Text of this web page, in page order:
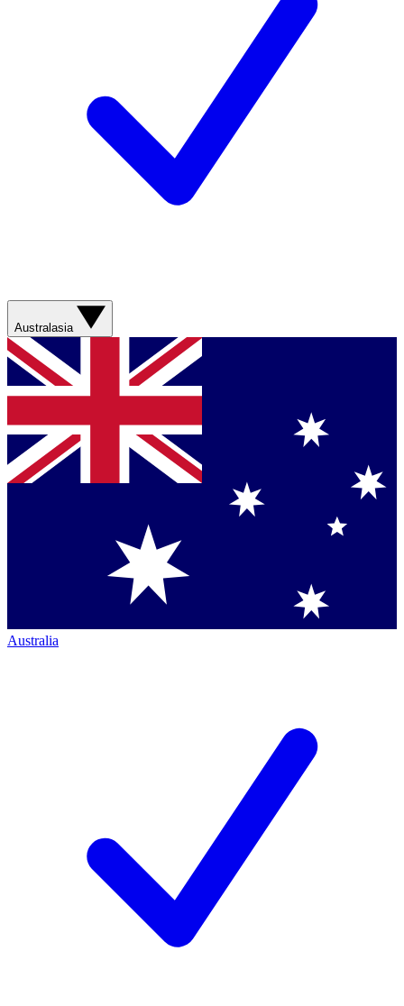
Australasia
Australia